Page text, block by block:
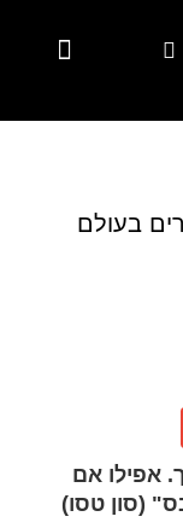
בעולם
אפילו אם
(סון טסו)